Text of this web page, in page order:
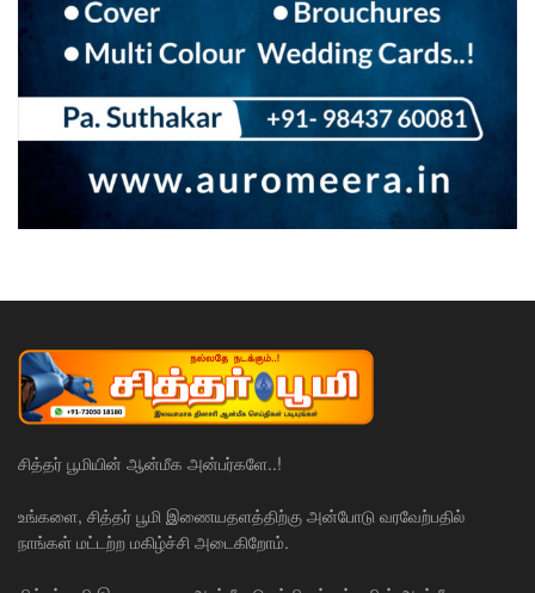
சித்தர் பூமியின் ஆன்மீக அன்பர்களே..!
உங்களை, சித்தர் பூமி இணையதளத்திற்கு அன்போடு வரவேற்பதில்
நாங்கள் மட்டற்ற மகிழ்ச்சி அடைகிறோம்.